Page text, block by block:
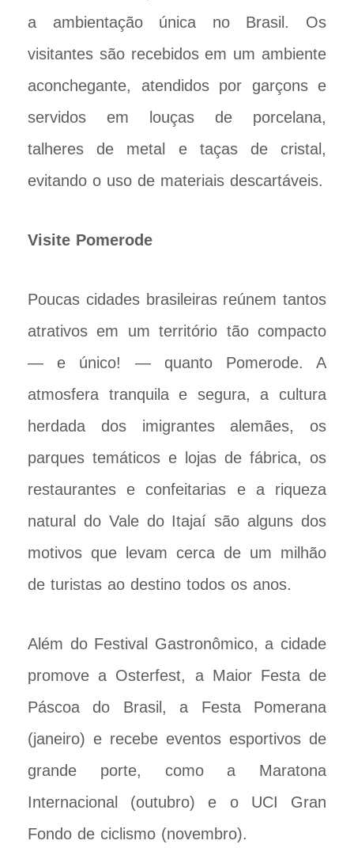
a ambientação única no Brasil. Os
visitantes são recebidos em um ambiente
aconchegante, atendidos por garçons e
servidos em louças de porcelana,
talheres de metal e taças de cristal,
evitando o uso de materiais descartáveis.
Visite Pomerode
Poucas cidades brasileiras reúnem tantos
atrativos em um território tão compacto
— e único! — quanto Pomerode. A
atmosfera tranquila e segura, a cultura
herdada dos imigrantes alemães, os
parques temáticos e lojas de fábrica, os
restaurantes e confeitarias e a riqueza
natural do Vale do Itajaí são alguns dos
motivos que levam cerca de um milhão
de turistas ao destino todos os anos.
Além do Festival Gastronômico, a cidade
promove a Osterfest, a Maior Festa de
Páscoa do Brasil, a Festa Pomerana
(janeiro) e recebe eventos esportivos de
grande porte, como a Maratona
Internacional (outubro) e o UCI Gran
Fondo de ciclismo (novembro).